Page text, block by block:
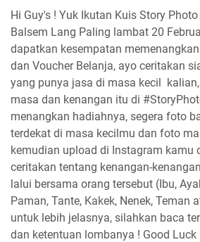
Hi Guy's ! Yuk Ikutan Kuis Story
Balsem Lang Paling lambat 20
dapatkan kesempatan
dan Voucher Belanja, ayo ceritakan
yang punya jasa di masa kecil
masa dan kenangan itu di
menangkan hadiahnya, segera foto
terdekat di masa kecilmu dan foto
kemudian upload di Instagram kamu
ceritakan tentang kenangan-
lalui bersama orang tersebut (Ibu,
Paman, Tante, Kakek, Nenek, Teman
untuk lebih jelasnya, silahkan baca
dan ketentuan lombanya ! Good Luck